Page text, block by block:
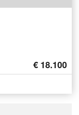
€ 18.100